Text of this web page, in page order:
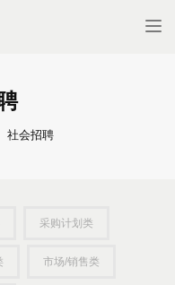
社会招聘
采购计划类
市场/销售类